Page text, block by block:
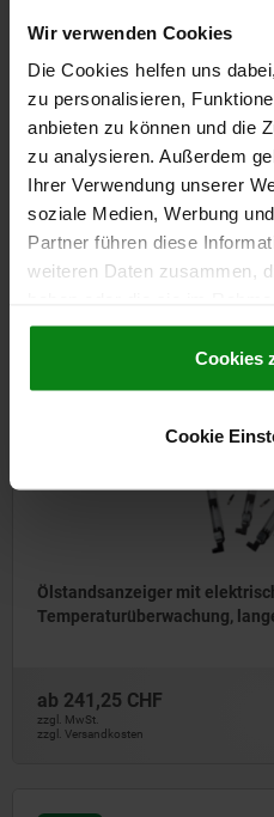
Wir verwenden Cookies
Die Cookies helfen uns
zu personalisieren,
anbieten zu können und die
zu analysieren. Außerdem
Ihrer Verwendung unserer
soziale Medien, Werbung
Partner führen diese
weiteren Daten zusammen,
gesammelt haben.Cookie
Datenschutz|
Cookies
Cookie
Ölstandsanzeiger mit
lange Ausführung
ab122,52 CHF
zzgl. MwSt.
28001-12
Ölstandsanzeiger mit
Temperaturüberwachung,
ab 241,25 CHF
zzgl. MwSt.
zzgl. Versandkosten